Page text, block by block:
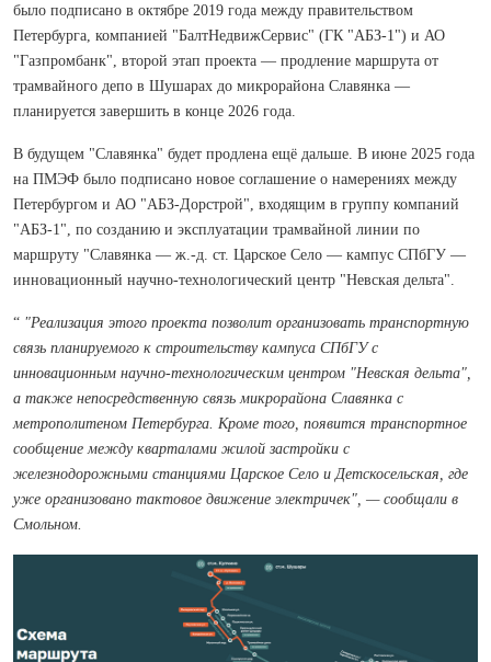
было подписано в октябре 2019 года между правительством
Петербурга, компанией "БалтНедвижСервис" (ГК "АБЗ-1") и АО
"Газпромбанк", второй этап проекта — продление маршрута от
трамвайного депо в Шушарах до микрорайона Славянка —
планируется завершить в конце 2026 года.
В будущем "Славянка" будет продлена ещё дальше. В июне 2025 года
на ПМЭФ было подписано новое соглашение о намерениях между
Петербургом и АО "АБЗ-Дорстрой", входящим в группу компаний
"АБЗ-1", по созданию и эксплуатации трамвайной линии по
маршруту "Славянка — ж.-д. ст. Царское Село — кампус СПбГУ —
инновационный научно-технологический центр "Невская дельта".
“ "Реализация этого проекта позволит организовать транспортную
связь планируемого к строительству кампуса СПбГУ с
инновационным научно-технологическим центром "Невская дельта",
а также непосредственную связь микрорайона Славянка с
метрополитеном Петербурга. Кроме того, появится транспортное
сообщение между кварталами жилой застройки с
железнодорожными станциями Царское Село и Детскосельская, где
уже организовано тактовое движение электричек", — сообщали в
Смольном.